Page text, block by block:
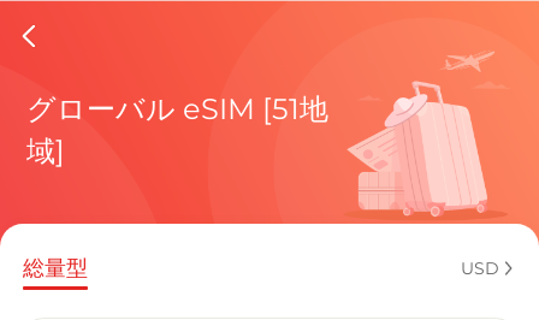
Isle Of
現在の目
グローバル eSIM [51地
域]
総量型 USD